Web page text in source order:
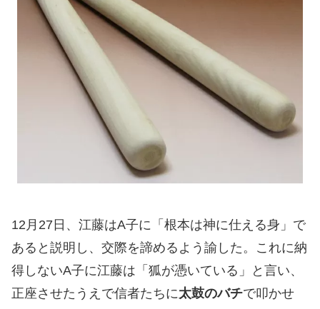
12月27日、江藤はA子に「根本は神に仕える身」で
あると説明し、交際を諦めるよう諭した。これに納
得しないA子に江藤は「狐が憑いている」と言い、
正座させたうえで信者たちに太鼓のバチで叩かせ